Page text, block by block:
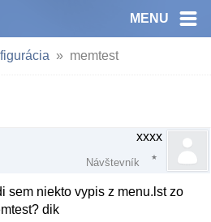
MENU
memtest
xxxx
Návštevník
sem niekto vypis z menu.lst zo
dik